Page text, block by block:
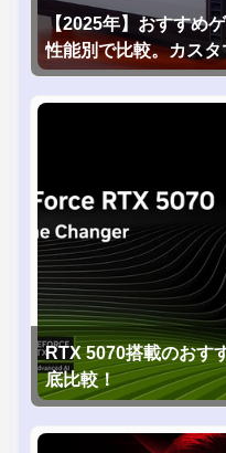
【2025年】おすすめ
性能別で比較。カスタ
RTX 5070搭載のおす
底比較！